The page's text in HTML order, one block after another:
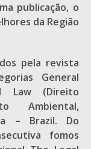
publicação, o
da Região
pela revista
General
Law (Direito
Ambiental,
– Brazil. Do
fomos